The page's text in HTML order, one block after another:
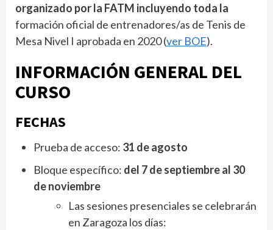
organizado por la FATM incluyendo toda la
formación oficial de entrenadores/as de Tenis de
Mesa Nivel I aprobada en 2020 (ver BOE).
INFORMACIÓN GENERAL DEL
CURSO
FECHAS
Prueba de acceso: 31 de agosto
Bloque específico: del 7 de septiembre al 30
de noviembre
Las sesiones presenciales se celebrarán
en Zaragoza los días: